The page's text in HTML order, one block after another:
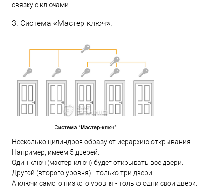
связку с ключами.
3. Система «Мастер-ключ».
Несколько цилиндров образуют иерархию открывания.
Например, имеем 5 дверей.
Один ключ (мастер-ключ) будет открывать все двери.
Другой (второго уровня) - только три двери.
А ключи самого низкого уровня - только одни свои двери.